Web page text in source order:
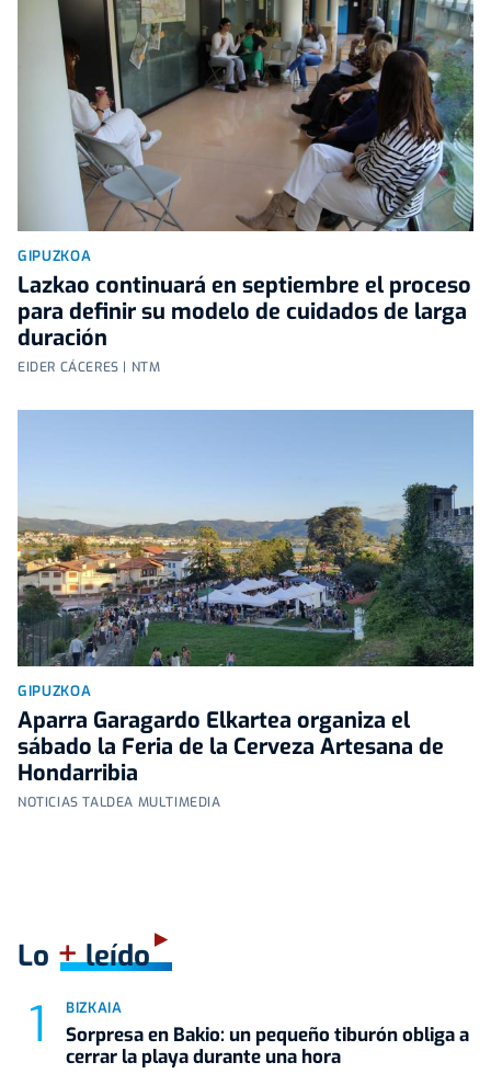
GIPUZKOA
Lazkao continuará en septiembre el proceso
para definir su modelo de cuidados de larga
duración
EIDER CÁCERES | NTM
GIPUZKOA
Aparra Garagardo Elkartea organiza el
sábado la Feria de la Cerveza Artesana de
Hondarribia
NOTICIAS TALDEA MULTIMEDIA
Lo +leído
BIZKAIA
Sorpresa en Bakio: un pequeño tiburón obliga a
cerrar la playa durante una hora